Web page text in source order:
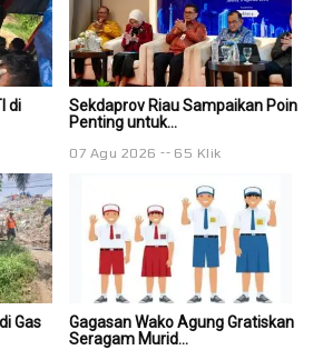
di
Sekdaprov Riau Sampaikan Poin
Penting untuk...
07 Agu 2026 65 Klik
Gas
Gagasan Wako Agung Gratiskan
Seragam Murid...